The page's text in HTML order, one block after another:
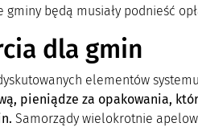
gminy będą musiały podnieść
dla gmin
elementów
pieniądze za opakowania,
Samorządy wielokrotnie